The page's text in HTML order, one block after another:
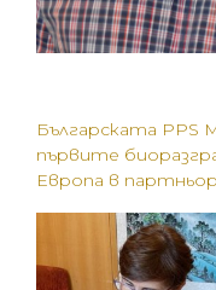
Българската PPS
първите
Европа в